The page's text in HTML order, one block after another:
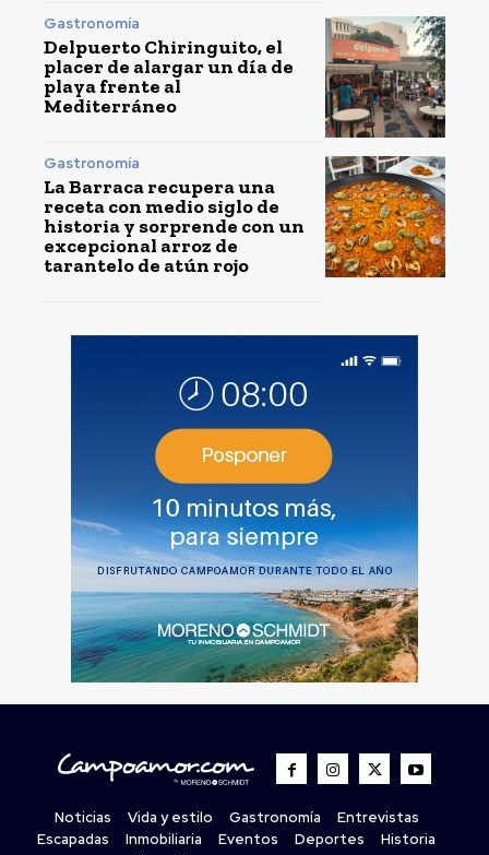
Gastronomía
Delpuerto Chiringuito, el
placer de alargar un día de
playa frente al
Mediterráneo
Gastronomía
La Barraca recupera una
receta con medio siglo de
historia y sorprende con un
excepcional arroz de
tarantelo de atún rojo
Noticias Vida y estilo Gastronomía
Entrevistas
Escapadas
Inmobiliaria Eventos Deportes
Historia